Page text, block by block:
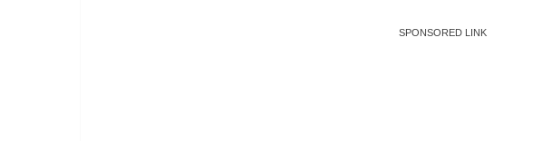
SPONSORED LINK